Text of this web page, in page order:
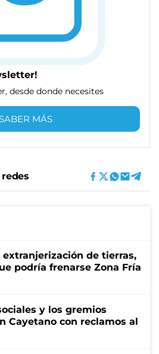
desde donde necesites
MÁS
extranjerización de tierras,
podría frenarse Zona Fría
y los gremios
Cayetano con reclamos al